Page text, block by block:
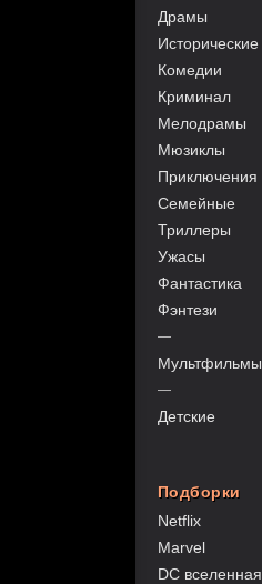
Драмы
Исторические
Комедии
Криминал
Мелодрамы
Мюзиклы
Приключения
Семейные
Триллеры
Ужасы
Фантастика
Фэнтези
—
Мультфильмы
—
Детские
Подборки
Netflix
Marvel
DC вселенная